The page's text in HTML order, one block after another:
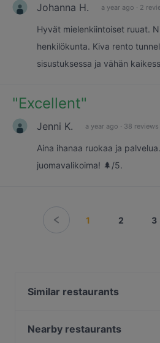
Johanna H. a year ago · 2
Hyvät mielenkiintoiset ruuat.
henkilökunta. Kiva rento
sisustuksessa ja vähän
"Excellent"
Jenni K. a year ago · 38 reviews
Aina ihanaa ruokaa ja
juomavalikoima! 🌲/5.
1 2 3
Similar restaurants
Tampinkoski Kitchen & Bar
Nearby restaurants